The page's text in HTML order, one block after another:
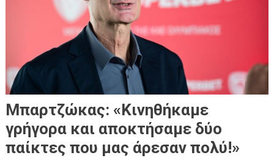
Μπαρτζώκας: «Κινηθήκαμε
γρήγορα και αποκτήσαμε δύο
παίκτες που μας άρεσαν πολύ!»